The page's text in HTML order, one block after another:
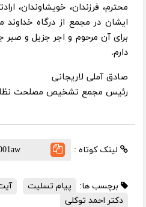
محترم، فرزندان، خویشاوندان،
ایشان در مجمع از درگاه
برای آن مرحوم و اجر جزیل و صبر
دارم.
صادق آملی لاریجانی
رئیس مجمع تشخیص مصلحت
لینک کوتاه :
برچسب ها: پیام تسلیت
دکتر احمد توکلی